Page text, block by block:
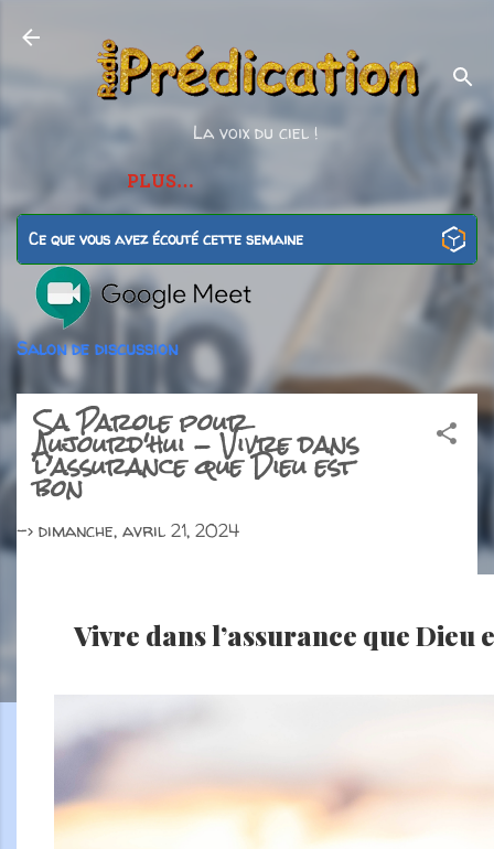
La voix du ciel !
PLUS…
Ce que vous avez écouté cette semaine
Salon de discussion
Sa Parole pour
Aujourd'hui - Vivre dans
l’assurance que Dieu est
bon
-> dimanche, avril 21, 2024
Vivre dans l’assurance que Dieu